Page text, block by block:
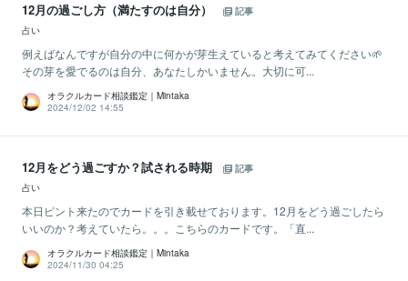
12月の過ごし方（満たすのは自分）
記事
占い
例えばなんですが自分の中に何かが芽生えていると考えてみてください🌱
その芽を愛でるのは自分、あなたしかいません。大切に可...
オラクルカード相談鑑定｜Mintaka
2024/12/02 14:55
12月をどう過ごすか？試される時期
記事
占い
本日ピント来たのでカードを引き載せております。12月をどう過ごしたら
いいのか？考えていたら。。。こちらのカードです。「直...
オラクルカード相談鑑定｜Mintaka
2024/11/30 04:25